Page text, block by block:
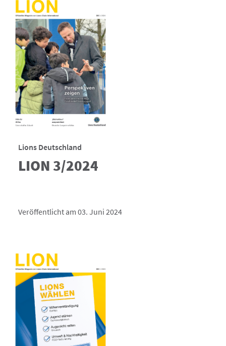
Lions Deutschland
LION 3/2024
Veröffentlicht am 03. Juni 2024